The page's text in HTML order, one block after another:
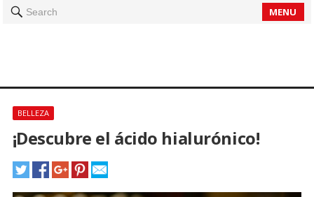
Search MENU
BELLEZA
¡Descubre el ácido hialurónico!